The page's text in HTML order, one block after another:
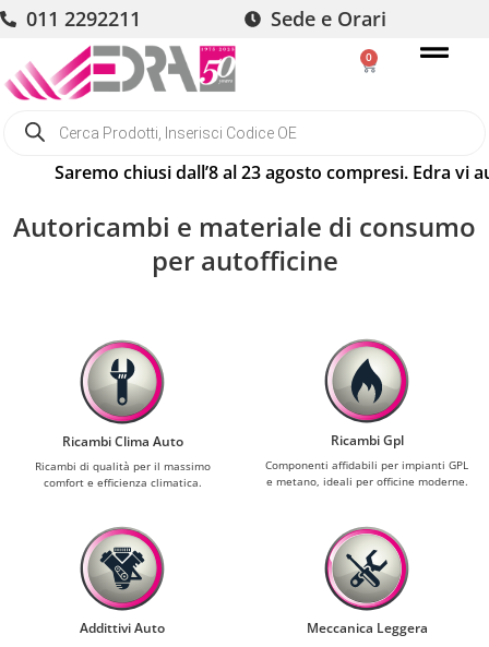
011 2292211 Sede e Orari
0
Saremo chiusi dall’8 al 23 agosto compresi. Edra vi
Autoricambi e materiale di consumo
per autofficine
Ricambi Clima Auto
Ricambi di qualità per il massimo
comfort e efficienza climatica.
Ricambi Gpl
Componenti affidabili per impianti GPL
e metano, ideali per officine moderne.
Addittivi Auto Meccanica Leggera